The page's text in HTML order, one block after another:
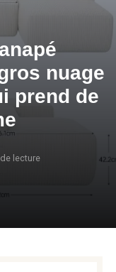
nuage
prend de
lecture